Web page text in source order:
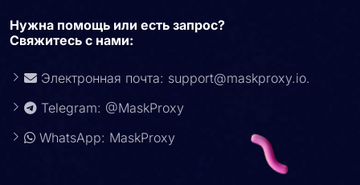
Нужна помощь или есть запрос?
Свяжитесь с нами:
Электронная почта: support@maskproxy.io.
Telegram: @MaskProxy
WhatsApp: MaskProxy